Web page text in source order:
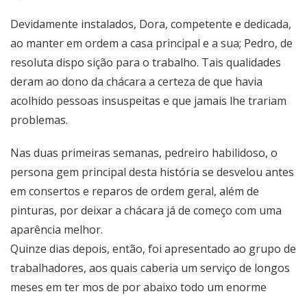
Devidamente instalados, Dora, competente e dedicada,
ao manter em ordem a casa principal e a sua; Pedro, de
resoluta dispo sição para o trabalho. Tais qualidades
deram ao dono da chácara a certeza de que havia
acolhido pessoas insuspeitas e que jamais lhe trariam
problemas.
Nas duas primeiras semanas, pedreiro habilidoso, o
persona gem principal desta história se desvelou antes
em consertos e reparos de ordem geral, além de
pinturas, por deixar a chácara já de começo com uma
aparência melhor.
Quinze dias depois, então, foi apresentado ao grupo de
trabalhadores, aos quais caberia um serviço de longos
meses em ter mos de por abaixo todo um enorme